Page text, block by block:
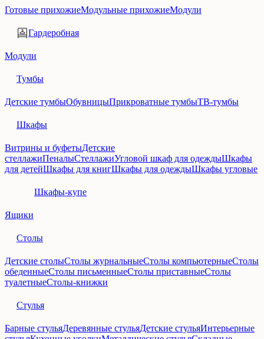
Готовые прихожиеМодульные прихожиеМодули
Гардеробная
Модули
Тумбы
Детские тумбыОбувницыПрикроватные тумбыТВ-тумбы
Шкафы
Витрины и буфетыДетские
стеллажиПеналыСтеллажиУгловой шкаф для одеждыШкафы
для детейШкафы для книгШкафы для одеждыШкафы угловые
Шкафы-купе
Ящики
Столы
Детские столыСтолы журнальныеСтолы компьютерныеСтолы
обеденныеСтолы письменныеСтолы приставныеСтолы
туалетныеСтолы-книжки
Стулья
Барные стульяДеревянные стульяДетские стульяИнтерьерные